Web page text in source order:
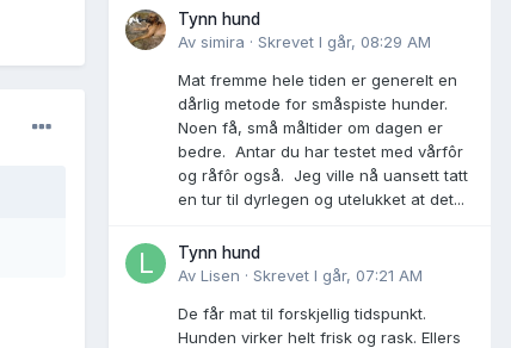
Tynn hund
Av simira · Skrevet I går, 08:29 AM
Mat fremme hele tiden er generelt en
dårlig metode for småspiste hunder.
Noen få, små måltider om dagen er
bedre. Antar du har testet med vårfôr
og råfôr også. Jeg ville nå uansett tatt
en tur til dyrlegen og utelukket at det...
Tynn hund
Av Lisen · Skrevet I går, 07:21 AM
De får mat til forskjellig tidspunkt.
Hunden virker helt frisk og rask. Ellers